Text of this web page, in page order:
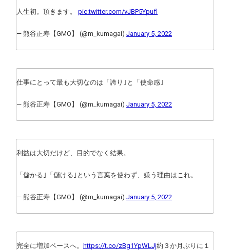
人生初。頂きます。 pic.twitter.com/vJBP5Ypufl
— 熊谷正寿【GMO】 (@m_kumagai) January 5, 2022
仕事にとって最も大切なのは「誇り｣と「使命感｣
— 熊谷正寿【GMO】 (@m_kumagai) January 5, 2022
利益は大切だけど、目的でなく結果。
「儲かる｣「儲ける｣という言葉を使わず、嫌う理由はこれ。
— 熊谷正寿【GMO】 (@m_kumagai) January 5, 2022
完全に増加ペースへ。 https://t.co/zBg1YpWLJj約３か月ぶりに１